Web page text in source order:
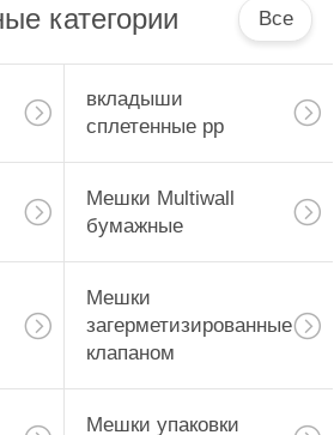
категории Все
вкладыши
сплетенные pp
Мешки Multiwall
бумажные
Мешки
загерметизированные
клапаном
Мешки упаковки